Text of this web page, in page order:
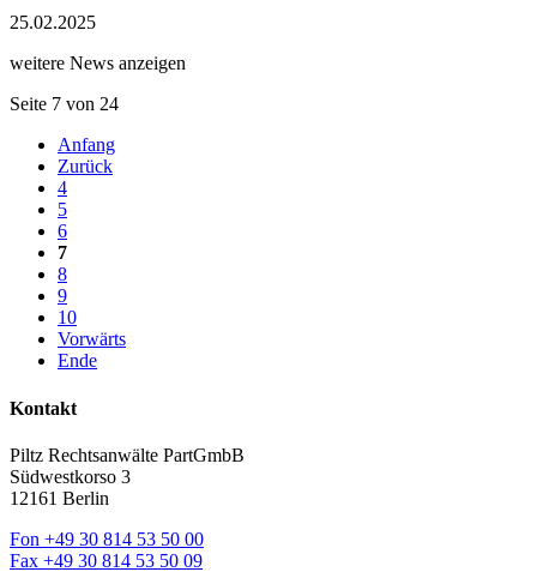
25.02.2025
weitere News anzeigen
Seite 7 von 24
Anfang
Zurück
4
5
6
7
8
9
10
Vorwärts
Ende
Kontakt
Piltz Rechtsanwälte PartGmbB
Südwestkorso 3
12161 Berlin
Fon +49 30 814 53 50 00
Fax +49 30 814 53 50 09